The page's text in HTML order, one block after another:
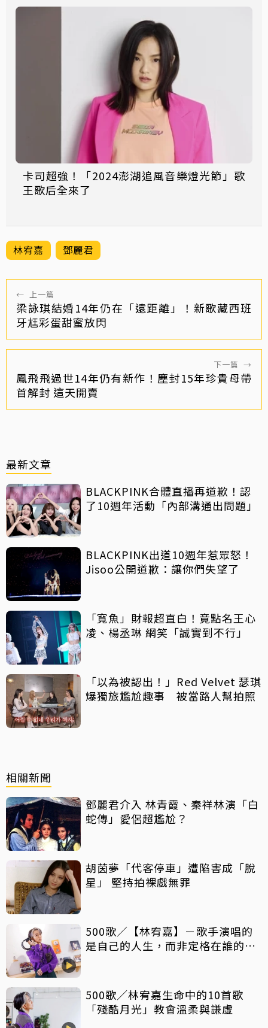
卡司超強！「2024澎湖追風音樂燈光節」歌
王歌后全來了
林宥嘉 鄧麗君
← 上一篇
梁詠琪結婚14年仍在「遠距離」！新歌藏西班
牙尪彩蛋甜蜜放閃
下一篇 →
鳳飛飛過世14年仍有新作！塵封15年珍貴母帶
首解封 這天開賣
最新文章
BLACKPINK合體直播再道歉！認
了10週年活動「內部溝通出問題」
BLACKPINK出道10週年惹眾怒！
Jisoo公開道歉：讓你們失望了
「寬魚」財報超直白！竟點名王心
凌、楊丞琳 網笑「誠實到不行」
「以為被認出！」Red Velvet 瑟琪
爆獨旅尷尬趣事 被當路人幫拍照
相關新聞
鄧麗君介入 林青霞、秦祥林演「白
蛇傳」愛侶超尷尬？
胡茵夢「代客停車」遭陷害成「脫
星」 堅持拍裸戲無罪
500歌／【林宥嘉】－歌手演唱的
是自己的人生，而非定格在誰的青
500歌／林宥嘉生命中的10首歌
「殘酷月光」教會溫柔與謙虛